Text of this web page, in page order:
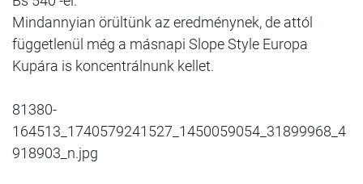
Mindannyian örültünk az eredménynek, de attól
függetlenül még a másnapi Slope Style Europa
Kupára is koncentrálnunk kellet.
81380-
164513_1740579241527_1450059054_31899968_4
918903_n.jpg